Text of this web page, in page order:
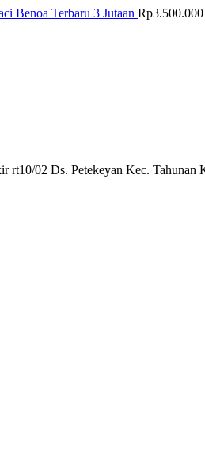
Benoa Terbaru 3 Jutaan Rp3.500.000
rt10/02 Ds. Petekeyan Kec. Tahunan